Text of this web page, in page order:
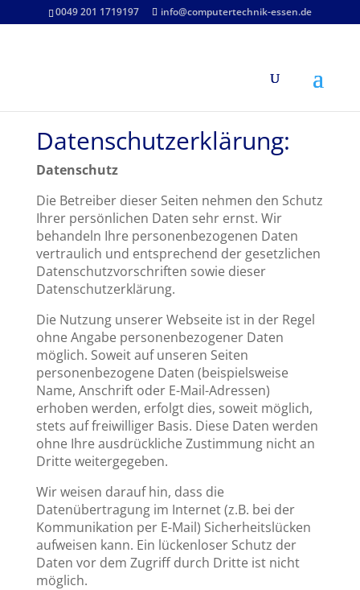
0049 201 1719197 info@computertechnik-essen.de
Datenschutzerklärung:
Datenschutz
Die Betreiber dieser Seiten nehmen den Schutz
Ihrer persönlichen Daten sehr ernst. Wir
behandeln Ihre personenbezogenen Daten
vertraulich und entsprechend der gesetzlichen
Datenschutzvorschriften sowie dieser
Datenschutzerklärung.
Die Nutzung unserer Webseite ist in der Regel
ohne Angabe personenbezogener Daten
möglich. Soweit auf unseren Seiten
personenbezogene Daten (beispielsweise
Name, Anschrift oder E-Mail-Adressen)
erhoben werden, erfolgt dies, soweit möglich,
stets auf freiwilliger Basis. Diese Daten werden
ohne Ihre ausdrückliche Zustimmung nicht an
Dritte weitergegeben.
Wir weisen darauf hin, dass die
Datenübertragung im Internet (z.B. bei der
Kommunikation per E-Mail) Sicherheitslücken
aufweisen kann. Ein lückenloser Schutz der
Daten vor dem Zugriff durch Dritte ist nicht
möglich.